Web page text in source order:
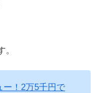
ー！2万5千円で